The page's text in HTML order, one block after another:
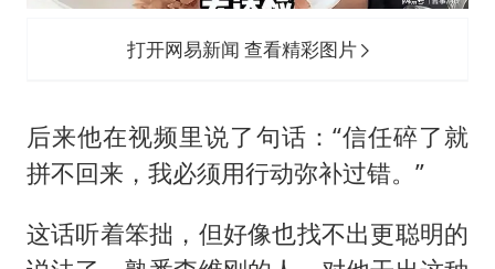
打开网易新闻 查看精彩图片
后来他在视频里说了句话：“信任碎了就
拼不回来，我必须用行动弥补过错。”
这话听着笨拙，但好像也找不出更聪明的